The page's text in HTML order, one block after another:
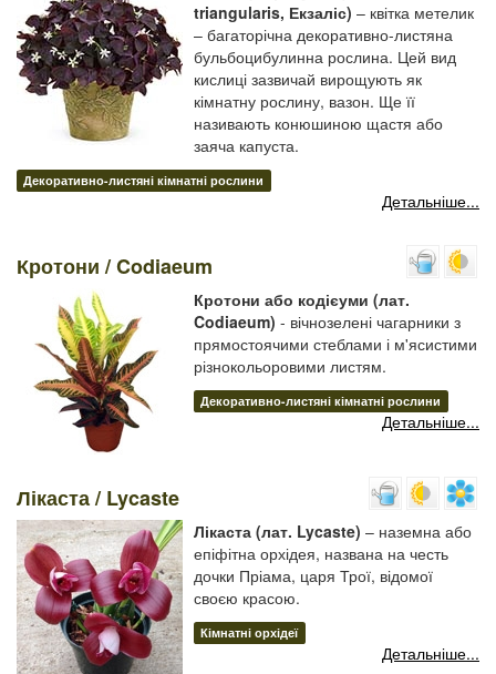
triangularis, Екзаліс) – квітка метелик
– багаторічна декоративно-листяна
бульбоцибулинна рослина. Цей вид
кислиці зазвичай вирощують як
кімнатну рослину, вазон. Ще її
називають конюшиною щастя або
заяча капуста.
Декоративно-листяні кімнатні рослини
Детальніше...
Кротони / Codiaeum
Кротони або кодієуми (лат.
Codiaeum) - вічнозелені чагарники з
прямостоячими стеблами і м'ясистими
різнокольоровими листям.
Декоративно-листяні кімнатні рослини
Детальніше...
Лікаста / Lycaste
Лікаста (лат. Lycaste) – наземна або
епіфітна орхідея, названа на честь
дочки Пріама, царя Трої, відомої
своєю красою.
Кімнатні орхідеї
Детальніше...